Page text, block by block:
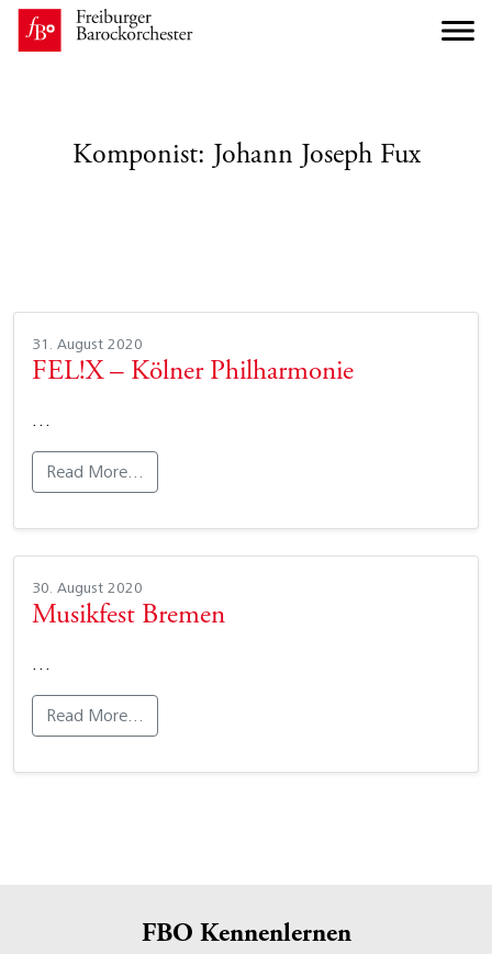
Komponist: Johann Joseph Fux
31. August 2020
FEL!X – Kölner Philharmonie
…
Read More…
30. August 2020
Musikfest Bremen
…
Read More…
FBO Kennenlernen